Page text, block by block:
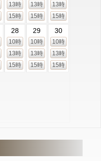
13時
15時
13時
15時
13時
15時
28
10時
13時
15時
29
10時
13時
15時
30
10時
13時
15時